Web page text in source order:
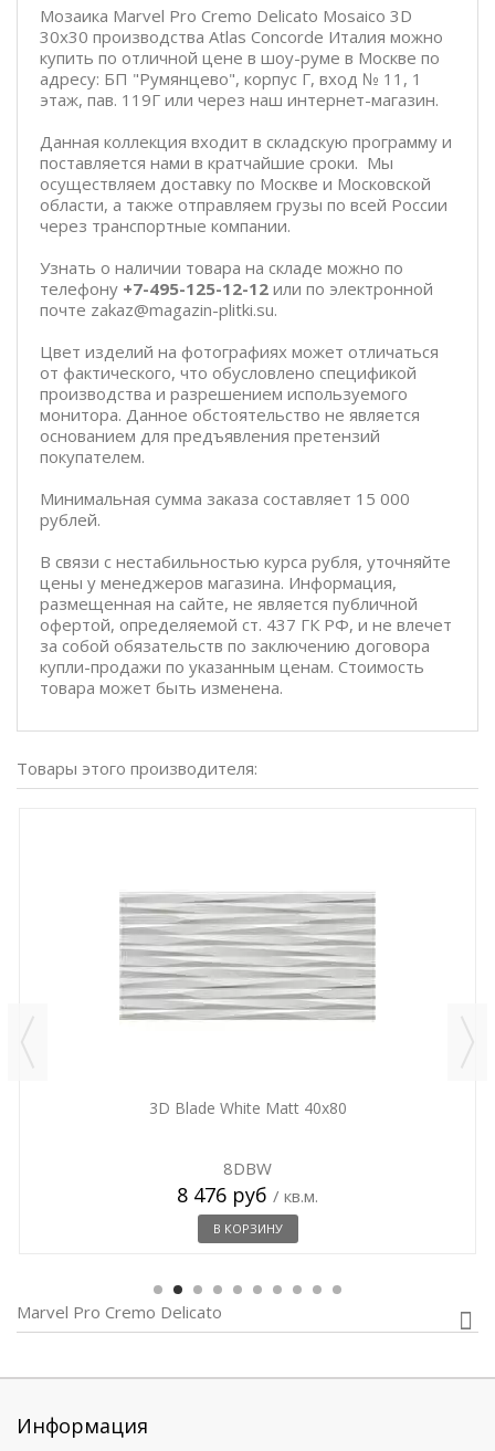
Мозаика Marvel Pro Cremo Delicato Mosaico 3D
30x30 производства Atlas Concorde Италия можно
купить по отличной цене в шоу-руме в Москве по
адресу: БП "Румянцево", корпус Г, вход № 11, 1
этаж, пав. 119Г или через наш интернет-магазин.
Данная коллекция входит в складскую программу и
поставляется нами в кратчайшие сроки. Мы
осуществляем доставку по Москве и Московской
области, а также отправляем грузы по всей России
через транспортные компании.
Узнать о наличии товара на складе можно по
телефону +7-495-125-12-12 или по электронной
почте zakaz@magazin-plitki.su.
Цвет изделий на фотографиях может отличаться
от фактического, что обусловлено спецификой
производства и разрешением используемого
монитора. Данное обстоятельство не является
основанием для предъявления претензий
покупателем.
Минимальная сумма заказа составляет 15 000
рублей.
В связи с нестабильностью курса рубля, уточняйте
цены у менеджеров магазина. Информация,
размещенная на сайте, не является публичной
офертой, определяемой ст. 437 ГК РФ, и не влечет
за собой обязательств по заключению договора
купли-продажи по указанным ценам. Стоимость
товара может быть изменена.
Товары этого производителя:
3D Blade White Matt 40x80
8DBW
8 476 руб / кв.м.
В КОРЗИНУ
Marvel Pro Cremo Delicato
Информация